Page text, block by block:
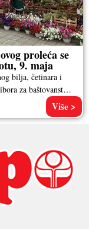
proleća se
9. maja
bilja, četinara i
za baštovanstvo.
Više >